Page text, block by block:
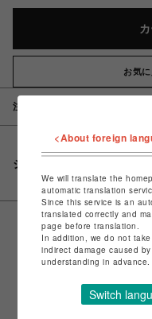
お気
注意事項
シェアする
<About foreign
We will translate the
automatic translation
Since this service is an
translated correctly and
page before translation.
In addition, we do not
indirect damage caused
understanding in advance.
Switch